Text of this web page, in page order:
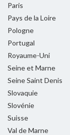
Paris
Pays de la Loire
Pologne
Portugal
Royaume-Uni
Seine et Marne
Seine Saint Denis
Slovaquie
Slovénie
Suisse
Val de Marne